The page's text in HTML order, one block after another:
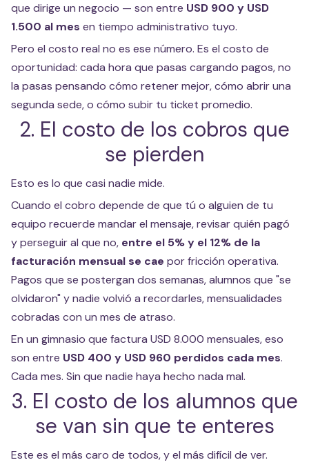
que dirige un negocio — son entre USD 900 y USD
1.500 al mes en tiempo administrativo tuyo.
Pero el costo real no es ese número. Es el costo de
oportunidad: cada hora que pasas cargando pagos, no
la pasas pensando cómo retener mejor, cómo abrir una
segunda sede, o cómo subir tu ticket promedio.
2. El costo de los cobros que
se pierden
Esto es lo que casi nadie mide.
Cuando el cobro depende de que tú o alguien de tu
equipo recuerde mandar el mensaje, revisar quién pagó
y perseguir al que no, entre el 5% y el 12% de la
facturación mensual se cae por fricción operativa.
Pagos que se postergan dos semanas, alumnos que "se
olvidaron" y nadie volvió a recordarles, mensualidades
cobradas con un mes de atraso.
En un gimnasio que factura USD 8.000 mensuales, eso
son entre USD 400 y USD 960 perdidos cada mes.
Cada mes. Sin que nadie haya hecho nada mal.
3. El costo de los alumnos que
se van sin que te enteres
Este es el más caro de todos, y el más difícil de ver.